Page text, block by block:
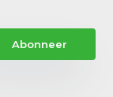
Abonneer